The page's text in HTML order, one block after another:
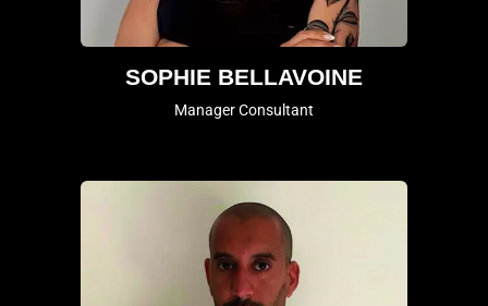
SOPHIE BELLAVOINE
Manager Consultant